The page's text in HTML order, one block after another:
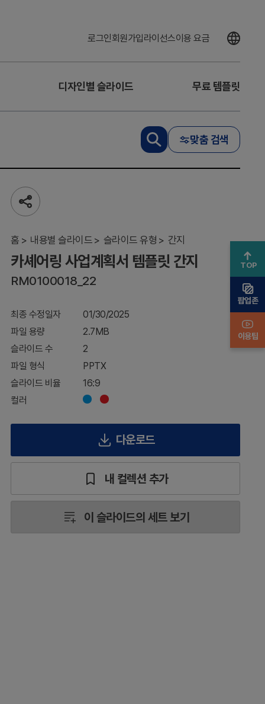
로그인회원가입라이선스이용 요금
디자인별 슬라이드 무료 템플릿
맞춤 검색
공
유
기
홈 내용별 슬라이드 슬라이드 유형 간지
어
링
사
획
서
템
플
지
카셰어링 사업계획서 템플릿 간지
RM0100018_22
최종 수정일자
01/30/2025
파일 용량
2.7MB
슬라이드 수
2
파일 형식
PPTX
슬라이드 비율
16:9
컬러
다운로드
내 컬렉션 추가
이 슬라이드의 세트 보기
TOP
팝업존
이용팁